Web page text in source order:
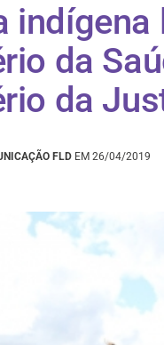
da
da
FLD EM 26/04/2019